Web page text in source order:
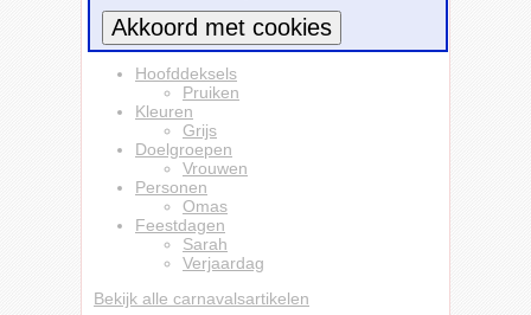
Bestellen
Hoofddeksels
Pruiken
Kleuren
Grijs
Doelgroepen
Vrouwen
Personen
Omas
Feestdagen
Sarah
Verjaardag
Bekijk alle carnavalsartikelen
Meer informatie